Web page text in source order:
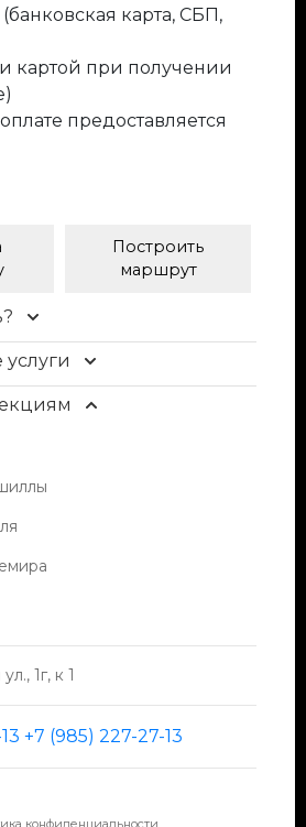
карта, СБП,
при получении
предоставляется
Построить
маршрут
пошив одежды из кожи,
1г, к 1
+7 (985) 227-27-13
конфиденциальности